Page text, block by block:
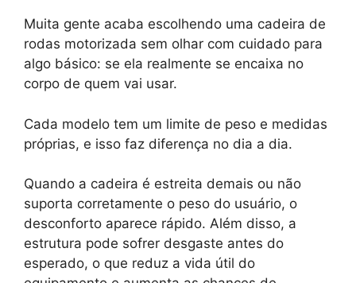
Muita gente acaba escolhendo uma cadeira de
rodas motorizada sem olhar com cuidado para
algo básico: se ela realmente se encaixa no
corpo de quem vai usar.
Cada modelo tem um limite de peso e medidas
próprias, e isso faz diferença no dia a dia.
Quando a cadeira é estreita demais ou não
suporta corretamente o peso do usuário, o
desconforto aparece rápido. Além disso, a
estrutura pode sofrer desgaste antes do
esperado, o que reduz a vida útil do